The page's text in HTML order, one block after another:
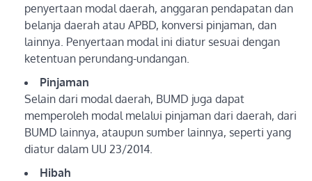
penyertaan modal daerah, anggaran pendapatan dan
belanja daerah atau APBD, konversi pinjaman, dan
lainnya. Penyertaan modal ini diatur sesuai dengan
ketentuan perundang-undangan.
Pinjaman
Selain dari modal daerah, BUMD juga dapat
memperoleh modal melalui pinjaman dari daerah, dari
BUMD lainnya, ataupun sumber lainnya, seperti yang
diatur dalam UU 23/2014.
Hibah